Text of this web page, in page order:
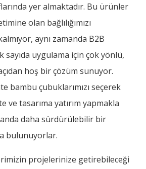
yer almaktadır. Bu ürünler
olan bağlılığımızı
aynı zamanda B2B
sayıda uygulama için çok yönlü,
hoş bir çözüm sunuyor.
bambu çubuklarımızı seçerek
ve tasarıma yatırım yapmakla
daha sürdürülebilir bir
bulunuyorlar.
projelerinize getirebileceği